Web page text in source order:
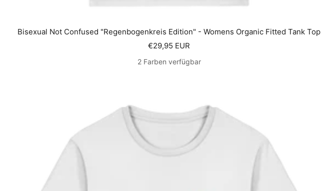
Bisexual Not Confused "Regenbogenkreis Edition" - Womens Organic Fitted Tank Top
Angebotspreis
€29,95 EUR
2 Farben verfügbar